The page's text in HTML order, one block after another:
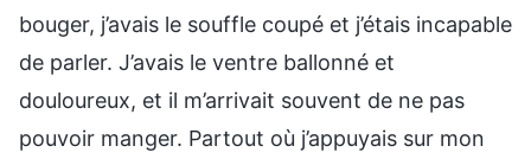
bouger, j’avais le souffle coupé et j’étais incapable
de parler. J’avais le ventre ballonné et
douloureux, et il m’arrivait souvent de ne pas
pouvoir manger. Partout où j’appuyais sur mon